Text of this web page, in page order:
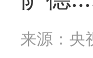
来源：央